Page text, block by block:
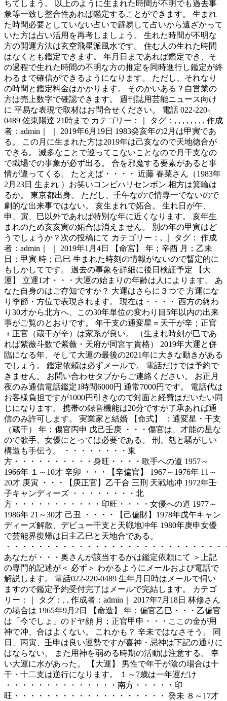
ちてしまう。 以上のように生まれた時間が不明でも過去事
象等一致し整合性あれば鑑定することができます。 生まれ
た時間必要としていない占いで辟易して占いから遠ざかって
いた方は占い活用を再考しましょう。 生れた時間が不明な
方の開運方法は玄空飛星派風水です。 住む人の生れた時間
はなくとも鑑定できます。 年月日まであれば鑑定でき、そ
の過程で生れた時間の不明な方の推定を同時進行し鑑定が終
わるまで確信ができるようになります。 ただし、それなり
の時間と鑑定料金はかかります。 そのかいある？自営業の
方は売上数字で確認できます。 週刊誌用芸能ニュース向け
に 平易な表現で取材はお問合せください。 電話 022-220-
0489 佐東陽達 21時まで カテゴリー：｜ タグ：, , , , , , , , 作成
者：admin｜ ｜ 2019年6月19日 1983癸亥年の2月は甲寅であ
る。 この月に生まれた方は2019年は己亥なので天地徳合が
できる。 滅多なことで巡ってこないことなので月干支なの
で職場での事象が必ず出る。 合を邪魔する要素があると事
情が違ってくる。 たとえば・・・・ 近藤 春菜さん（1983年
2月23日 生まれ ）お笑いコンビハリセンボン 相方は箕輪は
るか。 東京都出身。 ただし、壬午なので情専一でないので
劇的な出来事ではない。 亥生まれで妬合。 生れ日が午、
申、寅、巳以外であれば特別な年に近くなります。 亥年生
まれのため亥亥寅の妬合は消えません。 別の年の甲寅はど
うでしょうか？次の投稿にて カテゴリー：, ｜ タグ： 作成
者：admin｜ ｜ 2019年1月4日 【命宮】 年；辛酉 月；乙未
日；甲寅 時；己巳 生まれた時刻の情報がないので暫定的に
もしかしてです。 過去の事象を詳細に後日検証予定 【大
運】 立運1才・・・大運の始まりの年齢は人によります。 あ
なた自身のはご存知ですか？ 大運はさらに３つで 方運にな
り季節・方位で表現されます。 現在は・・・・ 西方の終わ
り30才から北方へ、この30年単位の変わり目5年以内の出来
事がご覧のとおりです。 年干支の通変星＝天干が辛；正官
＋正官（蔵干が辛）は家系が良い。 （生まれ時刻が巳であ
れば紫薇斗数で紫薇・天府が同宮す貴格） 2019年大運と併
臨になる年、そして大運の最後の2021年に大きな動きがある
でしょう。 鑑定依頼は必ずメールで。 電話だけでは予約で
きません。 お問い合わせタブからご連絡ください。 お正月
夜のみ通信電話鑑定1時間6000円 通常7000円です。 電話代は
お客様負担ですが1000円引きなので対面と経費はだいたい同
じになります。 携帯の録音機能は20分ですが了承あれば通
信のみ許可します。 実業家と結婚 【命式】 ：通変星・干支
（蔵干） 年；傷官丙申 戊己壬庚 ・・・傷官は、才能の星な
ので歌手、女優にとっては必要である。 刑、剋と騒がしい
構造も手伝う。 ・・・・・・・・東
方・・・・・・・・・・身旺・・・・歌手への道 1957～
1966年 １～10才 辛卯 ・・・【辛偏官】 1967～1976年 11～
20才 庚寅 ・・・【庚正官】乙干合 三刑 天戦地冲 1972年壬
子キャンディーズ ・・・・・・・・北
方・・・・・・・・・・・印旺・・・・女優への道 1977～
1986年 21～30才 己丑 ・・・・【己偏財】1978年戊午キャン
ディーズ解散、デビュー干支と天戦地冲年 1980年庚申女優
で芸能界復帰は日主乙巳と天地合である。
・・・・・・・・・・・・・・・・・・・・・・・・・・
あなたが・・・奥さんが該当するかは鑑定依頼にて ＞上記
の専門的記述が＜ 必ず＞ わかるようにメールおよび電話で
解説します。 電話022-220-0489 生年月日時はメールで伺い
ますので鑑定予約受付完了はメールで完結します。 カテゴ
リー：｜ タグ：, , 作成者：admin｜ 2017年7月18日 林修さん
の場合は 1965年9月2日 【命造】 年；偏官乙巳・・・乙偏官
は「今でしょ」のドヤ顔 月；正官甲申・・・ここの金が用
神で冲、合はよくない。 これかも？ 辛未ではなさそう。 同
日、丙寅、壬申は良い運勢ですが喜神・忌神は下記の通りに
はならない。 また用神を弱める時期の活動は注意する。 幸
い大運に水があった。 【大運】 男性で年干が陰の場合は十
干・十二支は逆行になります。 １～7歳は一年運だけ
・・・・・・・・・・・・・・南方・・・・・印
旺・・・・・・・・・・・・・・・・・・・ 癸未 ８～17才